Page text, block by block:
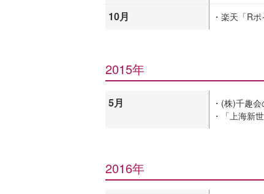
10月 ・楽天「R
2015年
5月
・(株)千趣
・「上海新
2016年